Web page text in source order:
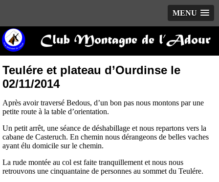
MENU
Club Montagne de l’Adour
Teulére et plateau d’Ourdinse le
02/11/2014
Après avoir traversé Bedous, d’un bon pas nous montons par une
petite route à la table d’orientation.
Un petit arrêt, une séance de déshabillage et nous repartons vers la
cabane de Casteruch. En chemin nous dérangeons de belles vaches
ayant élu domicile sur le chemin.
La rude montée au col est faite tranquillement et nous nous
retrouvons une cinquantaine de personnes au sommet du Teulére.